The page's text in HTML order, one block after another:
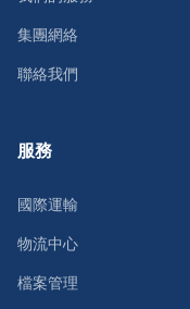
集團網絡
聯絡我們
服務
國際運輸
物流中心
檔案管理